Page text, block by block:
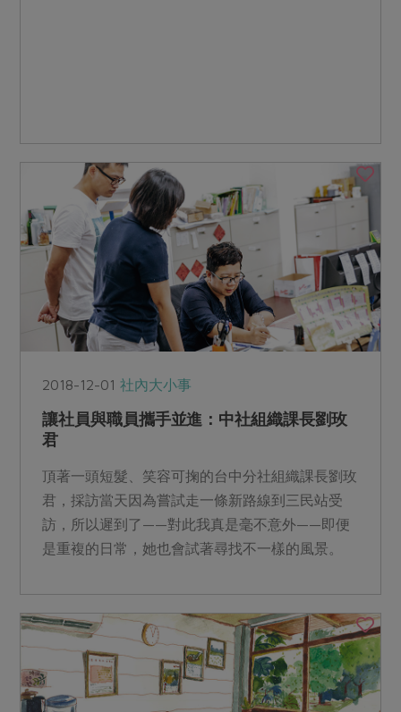
2018-12-01社內大小事
讓社員與職員攜手並進：中社組織課長劉玫
君
頂著一頭短髮、笑容可掬的台中分社組織課長劉玫
君，採訪當天因為嘗試走一條新路線到三民站受
訪，所以遲到了——對此我真是毫不意外——即便
是重複的日常，她也會試著尋找不一樣的風景。